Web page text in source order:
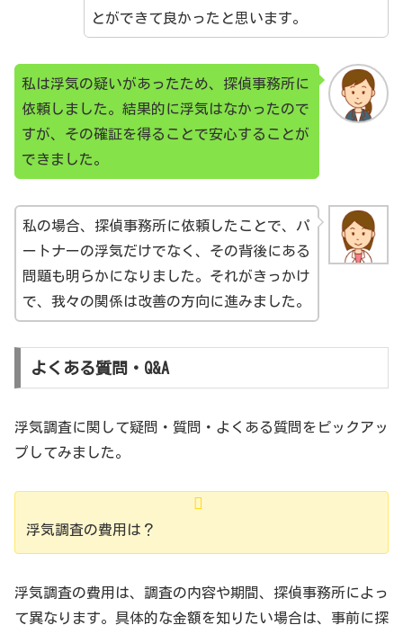
とができて良かったと思います。
私は浮気の疑いがあったため、探偵事務所に
依頼しました。結果的に浮気はなかったので
すが、その確証を得ることで安心することが
できました。
私の場合、探偵事務所に依頼したことで、パ
ートナーの浮気だけでなく、その背後にある
問題も明らかになりました。それがきっかけ
で、我々の関係は改善の方向に進みました。
よくある質問・Q&A
浮気調査に関して疑問・質問・よくある質問をピックアッ
プしてみました。
浮気調査の費用は？
浮気調査の費用は、調査の内容や期間、探偵事務所によっ
て異なります。具体的な金額を知りたい場合は、事前に探